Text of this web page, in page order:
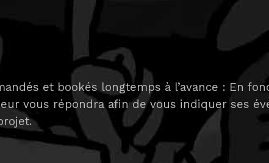
et bookés longtemps à l’avance : En
vous répondra afin de vous indiquer ses